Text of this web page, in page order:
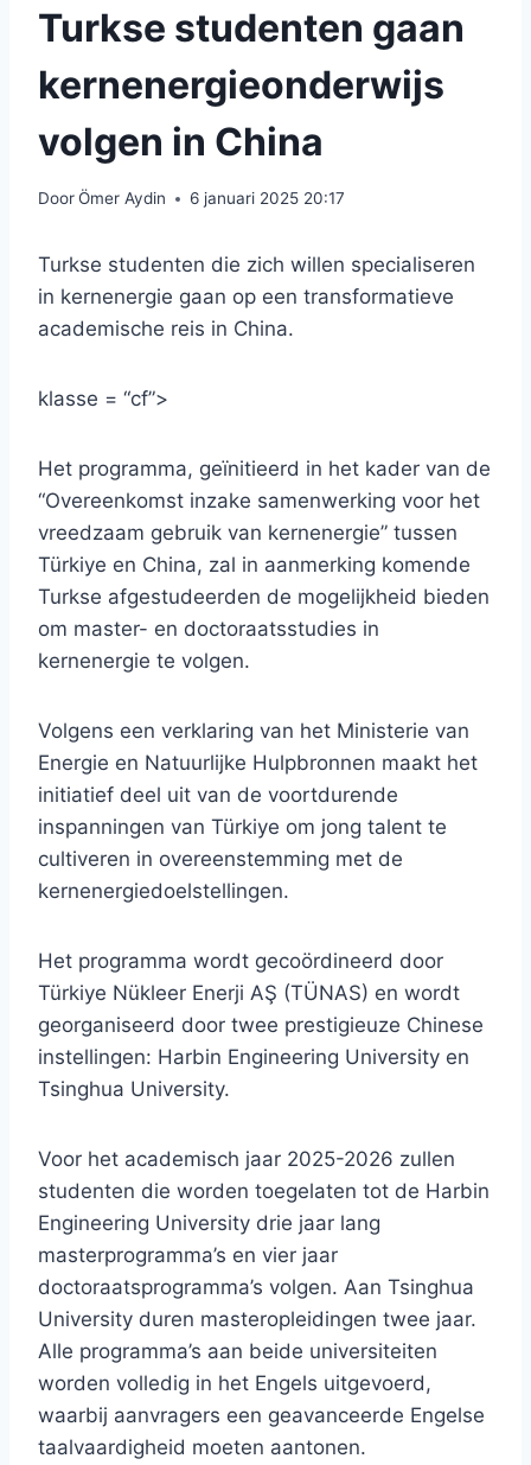
Turkse studenten gaan
kernenergieonderwijs
volgen in China
DoorÖmer Aydin 6 januari 2025 20:17
Turkse studenten die zich willen specialiseren
in kernenergie gaan op een transformatieve
academische reis in China.
klasse = “cf”>
Het programma, geïnitieerd in het kader van de
“Overeenkomst inzake samenwerking voor het
vreedzaam gebruik van kernenergie” tussen
Türkiye en China, zal in aanmerking komende
Turkse afgestudeerden de mogelijkheid bieden
om master- en doctoraatsstudies in
kernenergie te volgen.
Volgens een verklaring van het Ministerie van
Energie en Natuurlijke Hulpbronnen maakt het
initiatief deel uit van de voortdurende
inspanningen van Türkiye om jong talent te
cultiveren in overeenstemming met de
kernenergiedoelstellingen.
Het programma wordt gecoördineerd door
Türkiye Nükleer Enerji AŞ (TÜNAS) en wordt
georganiseerd door twee prestigieuze Chinese
instellingen: Harbin Engineering University en
Tsinghua University.
Voor het academisch jaar 2025-2026 zullen
studenten die worden toegelaten tot de Harbin
Engineering University drie jaar lang
masterprogramma’s en vier jaar
doctoraatsprogramma’s volgen. Aan Tsinghua
University duren masteropleidingen twee jaar.
Alle programma’s aan beide universiteiten
worden volledig in het Engels uitgevoerd,
waarbij aanvragers een geavanceerde Engelse
taalvaardigheid moeten aantonen.